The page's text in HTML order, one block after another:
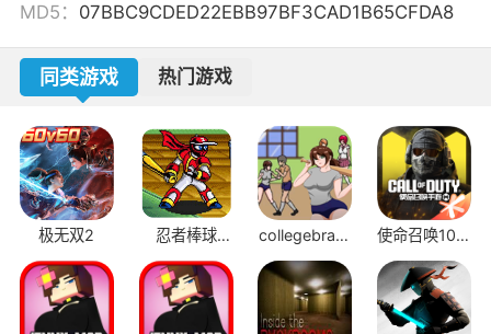
MD5： 07BBC9CDED22EBB97BF3CAD1B65CFDA8
同类游戏 热门游戏
极无双2
忍者棒球
v2.1.1
collegebrawl
手机版
使命召唤10幽
灵